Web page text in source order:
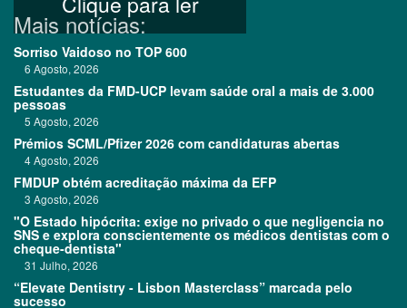
Mais notícias:
Sorriso Vaidoso no TOP 600
6 Agosto, 2026
Estudantes da FMD-UCP levam saúde oral a mais de 3.000
pessoas
5 Agosto, 2026
Prémios SCML/Pfizer 2026 com candidaturas abertas
4 Agosto, 2026
FMDUP obtém acreditação máxima da EFP
3 Agosto, 2026
"O Estado hipócrita: exige no privado o que negligencia no
SNS e explora conscientemente os médicos dentistas com o
cheque-dentista"
31 Julho, 2026
“Elevate Dentistry - Lisbon Masterclass” marcada pelo
sucesso